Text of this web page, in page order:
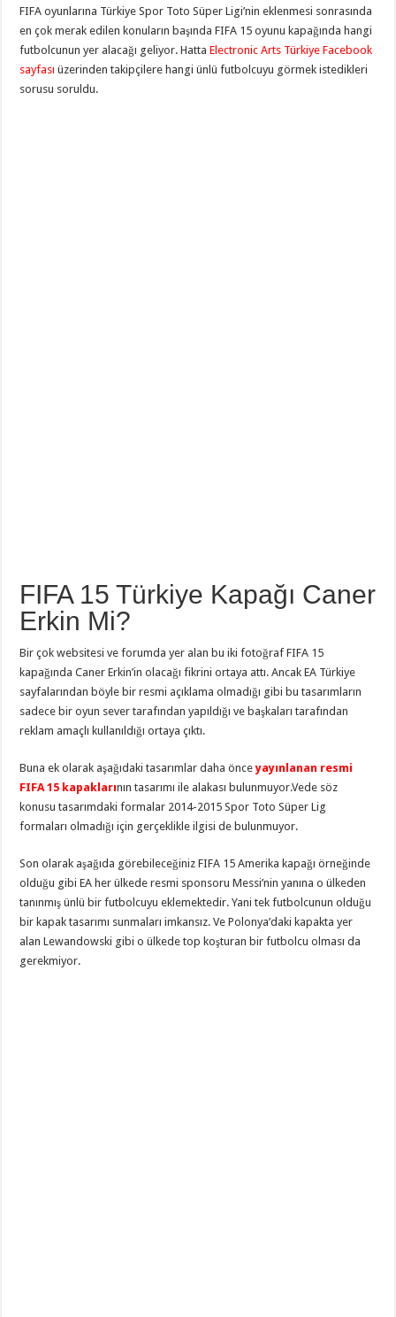
FIFA oyunlarına Türkiye Spor Toto Süper Ligi’nin eklenmesi sonrasında
en çok merak edilen konuların başında FIFA 15 oyunu kapağında hangi
futbolcunun yer alacağı geliyor. HattaElectronic Arts Türkiye Facebook
sayfası üzerinden takipçilere hangi ünlü futbolcuyu görmek istedikleri
sorusu soruldu.
FIFA 15 Türkiye Kapağı Caner
Erkin Mi?
Bir çok websitesi ve forumda yer alan bu iki fotoğraf FIFA 15
kapağında Caner Erkin’in olacağı fikrini ortaya attı. Ancak EA Türkiye
sayfalarından böyle bir resmi açıklama olmadığı gibi bu tasarımların
sadece bir oyun sever tarafından yapıldığı ve başkaları tarafından
reklam amaçlı kullanıldığı ortaya çıktı.
Buna ek olarak aşağıdaki tasarımlar daha önceyayınlanan resmi
FIFA 15 kapaklarının tasarımı ile alakası bulunmuyor.Vede söz
konusu tasarımdaki formalar 2014-2015 Spor Toto Süper Lig
formaları olmadığı için gerçeklikle ilgisi de bulunmuyor.
Son olarak aşağıda görebileceğiniz FIFA 15 Amerika kapağı örneğinde
olduğu gibi EA her ülkede resmi sponsoru Messi’nin yanına o ülkeden
tanınmış ünlü bir futbolcuyu eklemektedir. Yani tek futbolcunun olduğu
bir kapak tasarımı sunmaları imkansız. Ve Polonya’daki kapakta yer
alan Lewandowski gibi o ülkede top koşturan bir futbolcu olması da
gerekmiyor.